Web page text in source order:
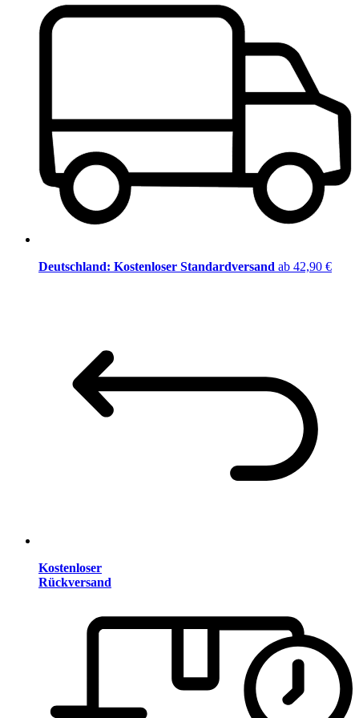
Deutschland: Kostenloser Standardversand ab 42,90 €
Kostenloser
Rückversand